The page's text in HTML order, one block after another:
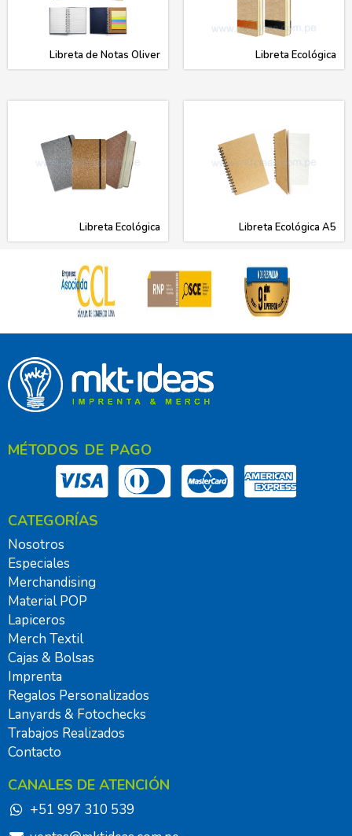
Libreta de Notas Oliver Libreta Ecológica
Libreta Ecológica Libreta Ecológica A5
MÉTODOS DE PAGO
CATEGORÍAS
Nosotros
Especiales
Merchandising
Material POP
Lapiceros
Merch Textil
Cajas & Bolsas
Imprenta
Regalos Personalizados
Lanyards & Fotochecks
Trabajos Realizados
Contacto
CANALES DE ATENCIÓN
+51 997 310 539